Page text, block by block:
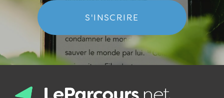
S'INSCRIRE